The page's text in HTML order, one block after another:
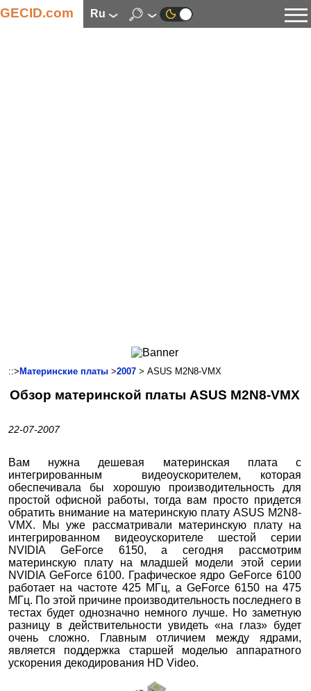
GECID.com ru
Смартфоны
Коммуникации
::> Материнские платы >2007 > ASUS M2N8-VMX
Обзор материнской платы ASUS M2N8-VMX
22-07-2007
Вам нужна дешевая материнская плата с
интегрированным видеоускорителем, которая
обеспечивала бы хорошую производительность для
простой офисной работы, тогда вам просто придется
обратить внимание на материнскую плату ASUS M2N8-
VMX. Мы уже рассматривали материнскую плату на
интегрированном видеоускорителе шестой серии
NVIDIA GeForce 6150, а сегодня рассмотрим
материнскую плату на младшей модели этой серии
NVIDIA GeForce 6100. Графическое ядро GeForce 6100
работает на частоте 425 МГц, а GeForce 6150 на 475
МГц. По этой причине производительность последнего в
тестах будет однозначно немного лучше. Но заметную
разницу в действительности увидеть «на глаз» будет
очень сложно. Главным отличием между ядрами,
является поддержка старшей моделью аппаратного
ускорения декодирования HD Video.